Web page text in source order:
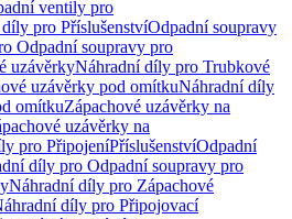
ventily pro
pro PříslušenstvíOdpadní soupravy
Odpadní soupravy pro
uzávěrkyNáhradní díly pro Trubkové
uzávěrky pod omítkuNáhradní díly
omítkuZápachové uzávěrky na
uzávěrky na
pro PřipojeníPříslušenstvíOdpadní
díly pro Odpadní soupravy pro
Náhradní díly pro Zápachové
díly pro Připojovací